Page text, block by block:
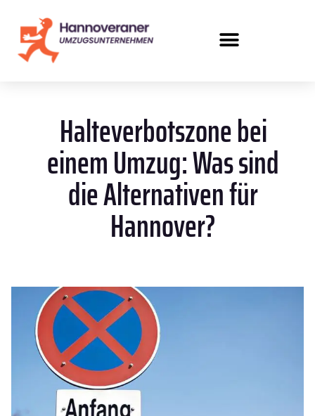
Halteverbotszone bei
einem Umzug: Was sind
die Alternativen für
Hannover?